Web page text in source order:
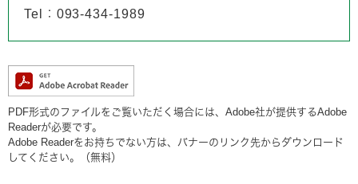
Tel：093-434-1989
PDF形式のファイルをご覧いただく場合には、Adobe社が提供するAdobe
Readerが必要です。
Adobe Readerをお持ちでない方は、バナーのリンク先からダウンロード
してください。（無料）